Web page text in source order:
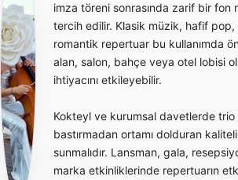
imza töreni sonrasında zarif bir fon
tercih edilir. Klasik müzik, hafif
romantik repertuar bu kullanımda
alan, salon, bahçe veya otel lobisi
ihtiyacını etkileyebilir.
Kokteyl ve kurumsal davetlerde trio
bastırmadan ortamı dolduran
sunmalıdır. Lansman, gala,
marka etkinliklerinde repertuarın